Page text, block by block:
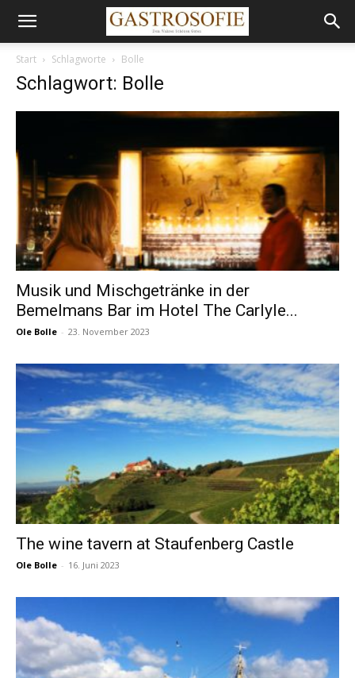
Start Schlagworte Bolle
Schlagwort: Bolle
Musik und Mischgetränke in der
Bemelmans Bar im Hotel The Carlyle...
Ole Bolle - 23. November 2023
The wine tavern at Staufenberg Castle
Ole Bolle - 16. Juni 2023